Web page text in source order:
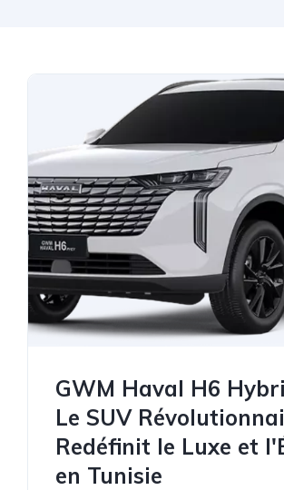
GWM Haval H6
Le SUV
Redéfinit le Luxe et
en Tunisie